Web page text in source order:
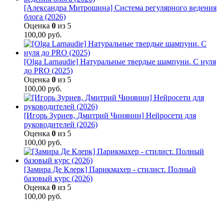
[Александра Митрошина] Система регулярного ведения
блога (2026)
Оценка 0 из 5
100,00 руб.
[Olga Larnaudie] Натуральные твердые шампуни. С нуля
до PRO (2025)
Оценка 0 из 5
100,00 руб.
[Игорь Зуриев, Дмитрий Чинянин] Нейросети для
руководителей (2026)
Оценка 0 из 5
100,00 руб.
[Замира Де Клерк] Парикмахер - стилист. Полный
базовый курс (2026)
Оценка 0 из 5
100,00 руб.